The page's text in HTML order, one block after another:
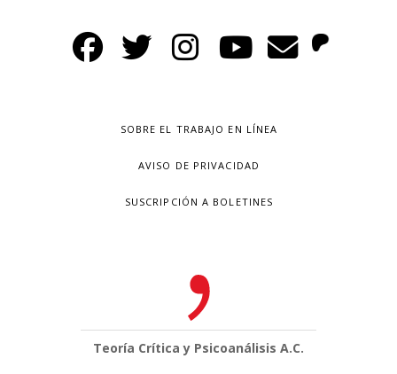
SOBRE EL TRABAJO EN LÍNEA
AVISO DE PRIVACIDAD
SUSCRIPCIÓN A BOLETINES
Teoría Crítica y Psicoanálisis A.C.